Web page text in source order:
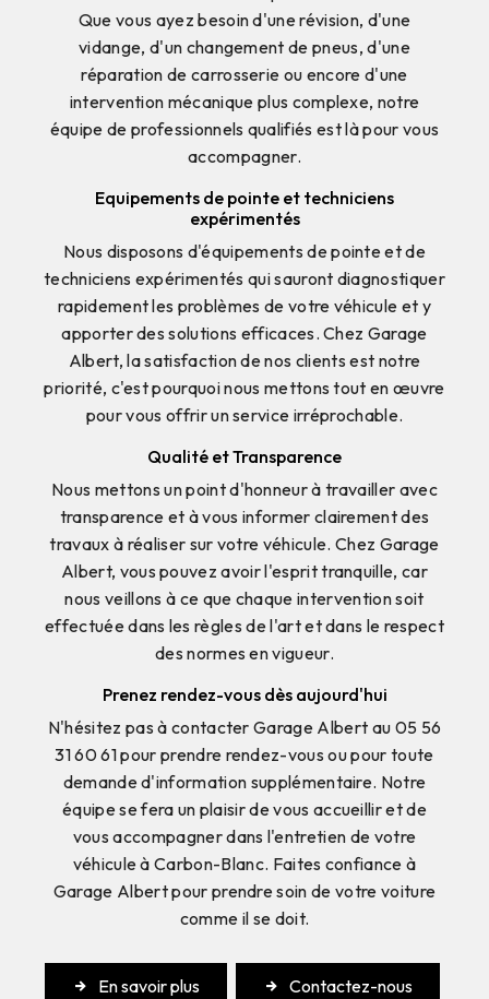
Que vous ayez besoin d'une révision, d'une
vidange, d'un changement de pneus, d'une
réparation de carrosserie ou encore d'une
intervention mécanique plus complexe, notre
équipe de professionnels qualifiés est là pour vous
accompagner.
Equipements de pointe et techniciens
expérimentés
Nous disposons d'équipements de pointe et de
techniciens expérimentés qui sauront diagnostiquer
rapidement les problèmes de votre véhicule et y
apporter des solutions efficaces. Chez Garage
Albert, la satisfaction de nos clients est notre
priorité, c'est pourquoi nous mettons tout en œuvre
pour vous offrir un service irréprochable.
Qualité et Transparence
Nous mettons un point d'honneur à travailler avec
transparence et à vous informer clairement des
travaux à réaliser sur votre véhicule. Chez Garage
Albert, vous pouvez avoir l'esprit tranquille, car
nous veillons à ce que chaque intervention soit
effectuée dans les règles de l'art et dans le respect
des normes en vigueur.
Prenez rendez-vous dès aujourd'hui
N'hésitez pas à contacter Garage Albert au 05 56
31 60 61 pour prendre rendez-vous ou pour toute
demande d'information supplémentaire. Notre
équipe se fera un plaisir de vous accueillir et de
vous accompagner dans l'entretien de votre
véhicule à Carbon-Blanc. Faites confiance à
Garage Albert pour prendre soin de votre voiture
comme il se doit.
En savoir plus Contactez-nous